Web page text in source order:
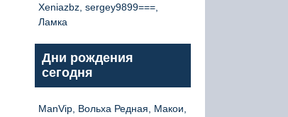
Xeniazbz, sergey9899===,
Ламка
Дни рождения
сегодня
ManVip, Вольха Редная, Макои,